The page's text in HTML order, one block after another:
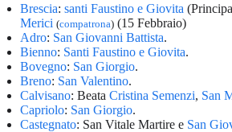
Brescia: santi Faustino e Giovita
Merici (compatrona) (15 Febbraio)
Adro: San Giovanni Battista.
Bienno: Santi Faustino e Giovita.
Bovegno: San Giorgio.
Breno: San Valentino.
Calvisano: Beata Cristina Semenzi, San
Capriolo: San Giorgio.
Castegnato: San Vitale Martire e San